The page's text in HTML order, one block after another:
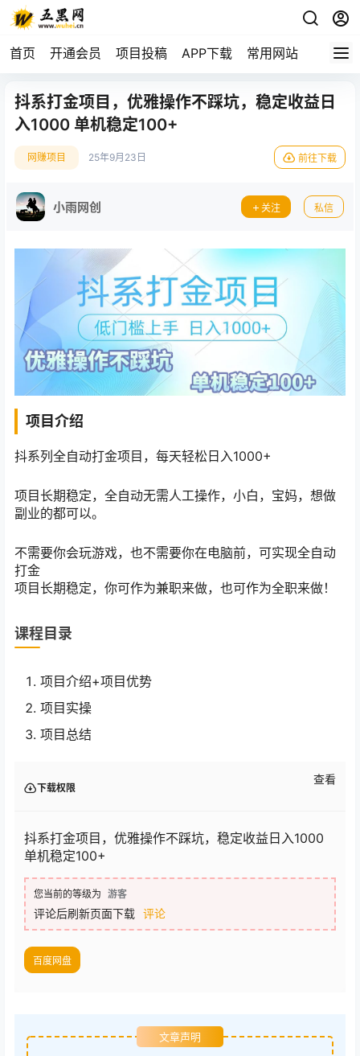
首页 开通会员 项目投稿 APP下载 常用网站
抖系打金项目，优雅操作不踩坑，稳定收益日
入1000 单机稳定100+
网赚项目 25年9月23日 前往下载
小雨网创 关注 私信
项目介绍
抖系列全自动打金项目，每天轻松日入1000+
项目长期稳定，全自动无需人工操作，小白，宝妈，想做
副业的都可以。
不需要你会玩游戏，也不需要你在电脑前，可实现全自动
打金
项目长期稳定，你可作为兼职来做，也可作为全职来做！
课程目录
项目介绍+项目优势
项目实操
项目总结
下载权限
查看
抖系打金项目，优雅操作不踩坑，稳定收益日入1000
单机稳定100+
您当前的等级为 游客
评论后刷新页面下载 评论
百度网盘
文章声明